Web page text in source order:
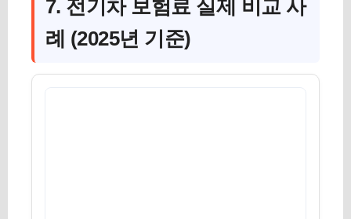
7. 전기차 보험료 실제 비교 사
례 (2025년 기준)